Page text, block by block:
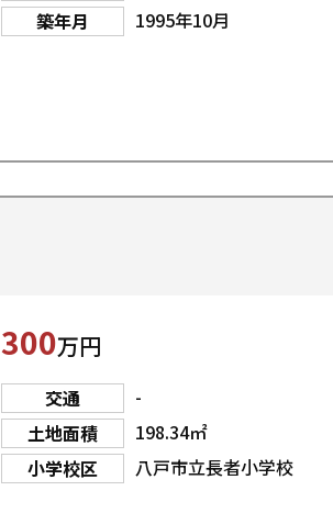
築年月
1995年10月
300万円
交通 -
土地面積
198.34㎡
小学校区
八戸市立長者小学校